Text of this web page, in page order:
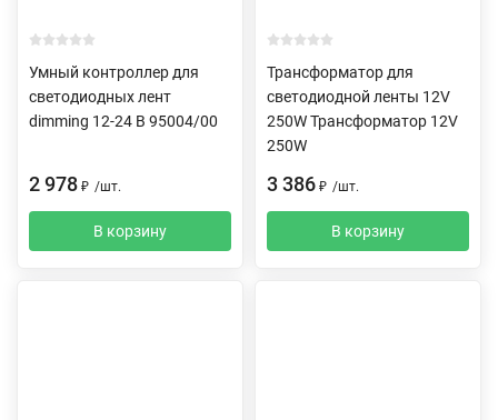
Умный контроллер для
светодиодных лент
dimming 12-24 В 95004/00
2 978 ₽ /шт.
В корзину
Трансформатор для
светодиодной ленты 12V
250W Трансформатор 12V
250W
3 386 ₽ /шт.
В корзину